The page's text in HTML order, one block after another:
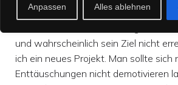
Anpassen Alles ablehnen
und wahrscheinlich sein Ziel nicht
ich ein neues Projekt. Man sollte sich
Enttäuschungen nicht demotivieren